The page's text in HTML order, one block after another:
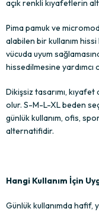
açık renkli kıyafetlerin
Pima pamuk ve
alabilen bir kullanım hissi
vücuda uyum
hissedilmesine yardımcı
Dikişsiz tasarımı,
olur. S-M-L-XL beden
günlük kullanım, ofis,
alternatifidir.
Hangi Kullanım İçin
Günlük kullanımda hafif,